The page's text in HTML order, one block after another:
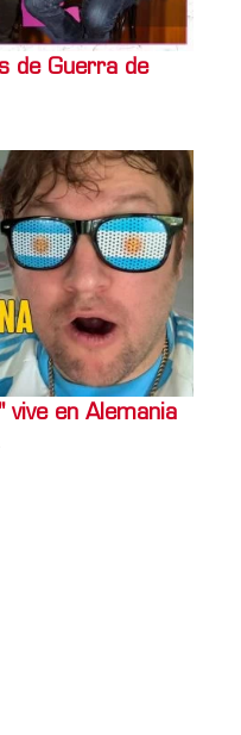
de Guerra de
vive en Alemania